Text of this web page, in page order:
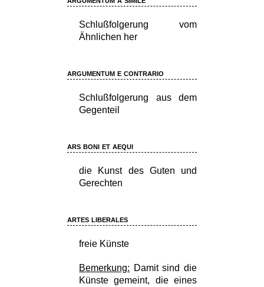
Schlußfolgerung vom
Ähnlichen her
argumentum e contrario
Schlußfolgerung aus dem
Gegenteil
ars boni et aequi
die Kunst des Guten und
Gerechten
artes liberales
freie Künste
Bemerkung: Damit sind die
Künste gemeint, die eines